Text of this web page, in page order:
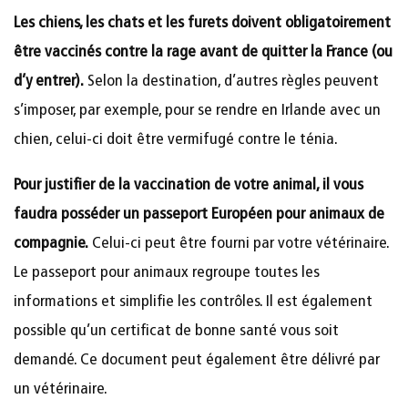
Les chiens, les chats et les furets doivent obligatoirement
être vaccinés contre la rage avant de quitter la France (ou
d’y entrer). Selon la destination, d’autres règles peuvent
s’imposer, par exemple, pour se rendre en Irlande avec un
chien, celui-ci doit être vermifugé contre le ténia.
Pour justifier de la vaccination de votre animal, il vous
faudra posséder un passeport Européen pour animaux de
compagnie. Celui-ci peut être fourni par votre vétérinaire.
Le passeport pour animaux regroupe toutes les
informations et simplifie les contrôles. Il est également
possible qu’un certificat de bonne santé vous soit
demandé. Ce document peut également être délivré par
un vétérinaire.